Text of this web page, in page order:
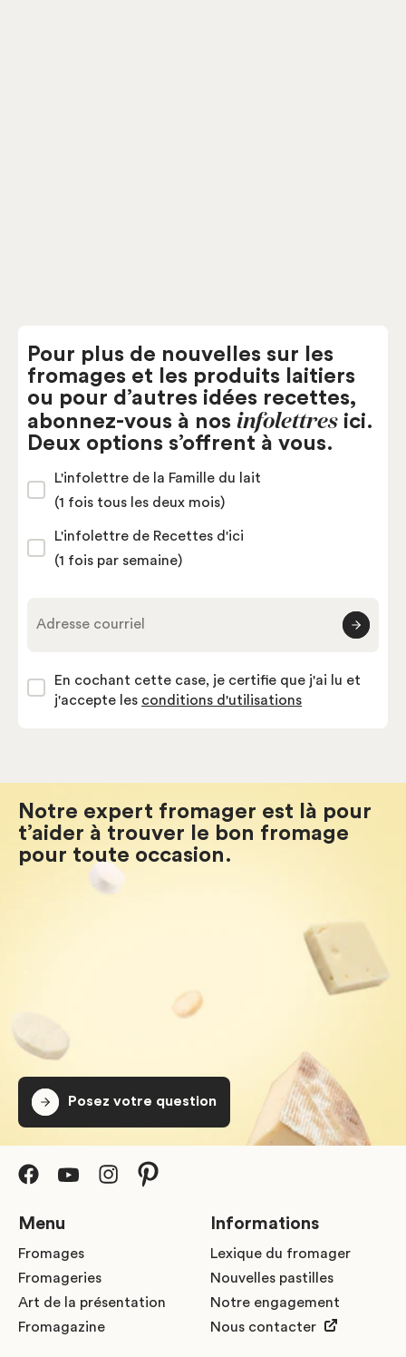
Pour plus de nouvelles sur les
fromages et les produits laitiers
ou pour d’autres idées recettes,
abonnez-vous à nos infolettres ici.
Deux options s’offrent à vous.
L'infolettre de la Famille du lait
(1 fois tous les deux mois)
L'infolettre de Recettes d'ici
(1 fois par semaine)
Adresse courriel
En cochant cette case, je certifie que j'ai lu et
j'accepte les conditions d'utilisations
Notre expert fromager est là pour
t’aider à trouver le bon fromage
pour toute occasion.
Posez votre question
Menu
Fromages
Fromageries
Art de la présentation
Fromagazine
Informations
Lexique du fromager
Nouvelles pastilles
Notre engagement
Nous contacter